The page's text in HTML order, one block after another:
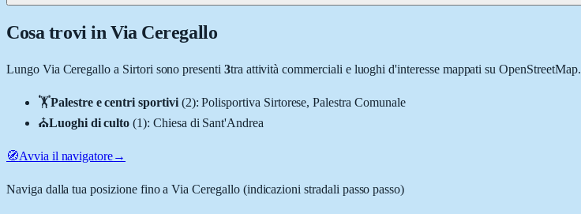
Cosa trovi in Via Ceregallo
Lungo Via Ceregallo a Sirtori sono presenti 3tra attività commerciali e luoghi d'interesse mappati su OpenStreetMap.
🏋️Palestre e centri sportivi (2):Polisportiva Sirtorese, Palestra Comunale
⛪Luoghi di culto (1): Chiesa di Sant'Andrea
🧭Avvia il navigatore→
Naviga dalla tua posizione fino aVia Ceregallo(indicazioni stradali passo passo)